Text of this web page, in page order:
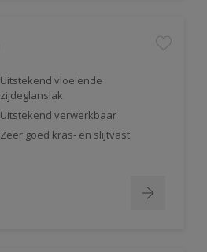
Uitstekend vloeiende
zijdeglanslak
Uitstekend verwerkbaar
Zeer goed kras- en slijtvast